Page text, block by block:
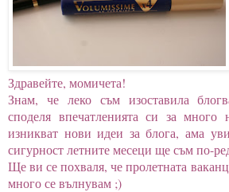
Здравейте, момичета!
Знам, че леко съм изоставила
споделя впечатленията си за
изникват нови идеи за блога, ама
сигурност летните месеци ще съм по-
Ще ви се похваля, че пролетната
много се вълнувам ;)